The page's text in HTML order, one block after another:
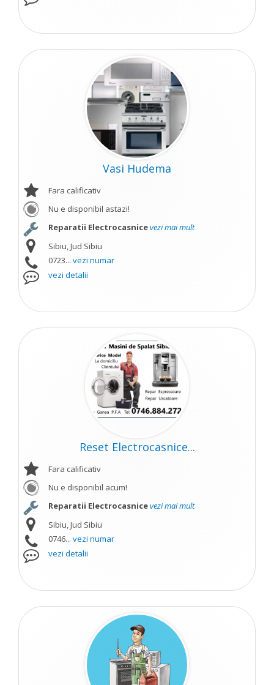
Vasi Hudema
Fara calificativ
Nu e disponibil astazi!
Reparatii Electrocasnicevezi mai mult
Sibiu, Jud Sibiu
0723... vezi numar
vezi detalii
Reset Electrocasnice...
Fara calificativ
Nu e disponibil acum!
Reparatii Electrocasnicevezi mai mult
Sibiu, Jud Sibiu
0746... vezi numar
vezi detalii